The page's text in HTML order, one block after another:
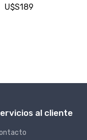
U$S189
al cliente